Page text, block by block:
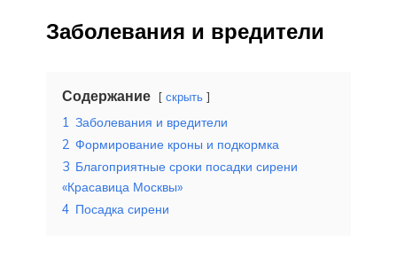
Заболевания и вредители
Содержание скрыть
1 Заболевания и вредители
2 Формирование кроны и подкормка
3 Благоприятные сроки посадки сирени
«Красавица Москвы»
4 Посадка сирени